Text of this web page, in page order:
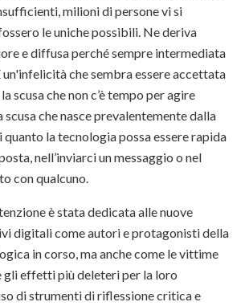
milioni di persone vi si
le uniche possibili. Ne deriva
e diffusa perché sempre intermediata
che sembra essere accettata
scusa che non c’è tempo per agire
scusa che nasce prevalentemente dalla
la tecnologia possa essere rapida
nell’inviarci un messaggio o nel
con qualcuno.
è stata dedicata alle nuove
digitali come autori e protagonisti della
in corso, ma anche come le vittime
gli effetti più deleteri per la loro
di strumenti di riflessione critica e